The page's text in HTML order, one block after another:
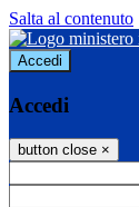
Salta al contenuto
Accedi
Accedi
button close ×